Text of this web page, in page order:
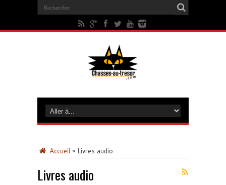
Accueil » Livres audio
Livres audio